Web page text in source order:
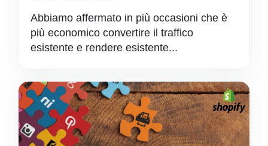
Abbiamo affermato in più occasioni che è
più economico convertire il traffico
esistente e rendere esistente...